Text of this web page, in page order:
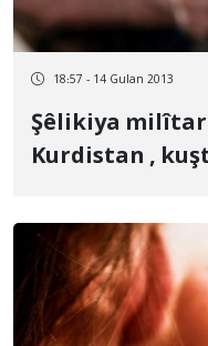
18:57 - 14 Gulan 2013
Şêlikiya
Kurdistan ,